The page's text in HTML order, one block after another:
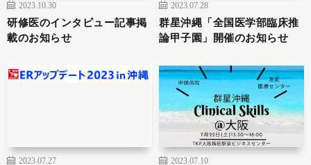
2023.10.30
研修医のインタビュー記事掲
載のお知らせ
2023.07.28
群星沖縄「全国医学部臨床推
論甲子園」開催のお知らせ
2023.07.27 2023.07.10